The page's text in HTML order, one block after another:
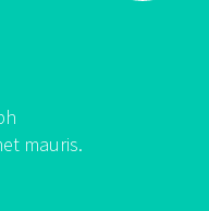
mauris.